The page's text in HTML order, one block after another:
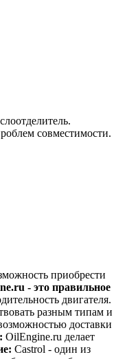
совместимости.
приобрести
- это правильное
двигателя.
разным типам и
доставки
OilEngine.ru делает
Castrol - один из